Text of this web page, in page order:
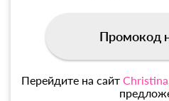
Промокод
Перейдите на сайт Christina